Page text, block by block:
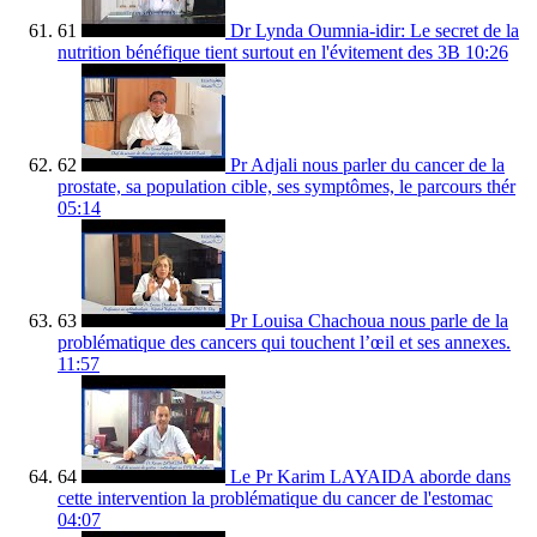
61
Dr Lynda Oumnia-idir: Le secret de la
nutrition bénéfique tient surtout en l'évitement des 3B 10:26
62
Pr Adjali nous parler du cancer de la
prostate, sa population cible, ses symptômes, le parcours thér
05:14
63
Pr Louisa Chachoua nous parle de la
problématique des cancers qui touchent l’œil et ses annexes.
11:57
64
Le Pr Karim LAYAIDA aborde dans
cette intervention la problématique du cancer de l'estomac
04:07